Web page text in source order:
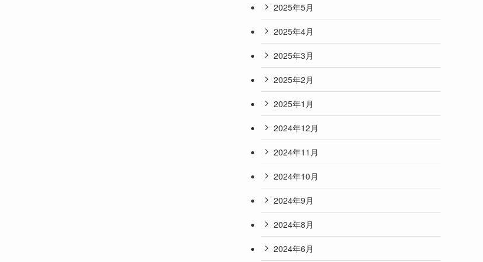
2025年5月
2025年4月
2025年3月
2025年2月
2025年1月
2024年12月
2024年11月
2024年10月
2024年9月
2024年8月
2024年6月